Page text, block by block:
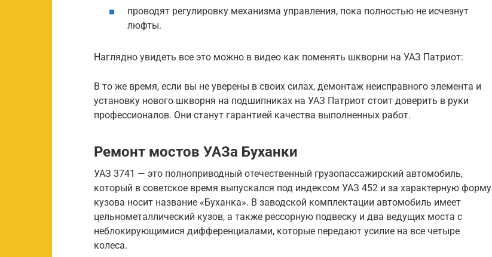
проводят регулировку механизма управления, пока полностью не исчезнут
люфты.
Наглядно увидеть все это можно в видео как поменять шкворни на УАЗ Патриот:
В то же время, если вы не уверены в своих силах, демонтаж неисправного элемента и
установку нового шкворня на подшипниках на УАЗ Патриот стоит доверить в руки
профессионалов. Они станут гарантией качества выполненных работ.
Ремонт мостов УАЗа Буханки
УАЗ 3741 — это полноприводный отечественный грузопассажирский автомобиль,
который в советское время выпускался под индексом УАЗ 452 и за характерную форму
кузова носит название «Буханка». В заводской комплектации автомобиль имеет
цельнометаллический кузов, а также рессорную подвеску и два ведущих моста с
неблокирующимися дифференциалами, которые передают усилие на все четыре
колеса.